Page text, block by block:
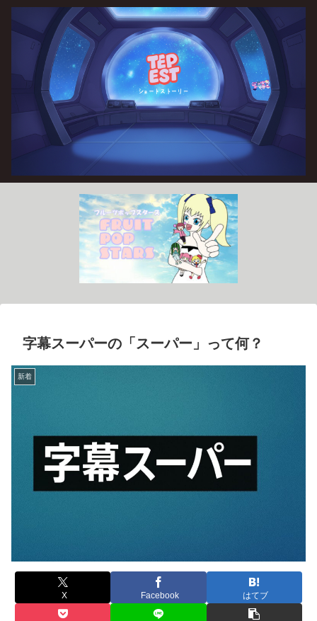
字幕スーパーの「スーパー」って何？
新着
X Facebook はてブ